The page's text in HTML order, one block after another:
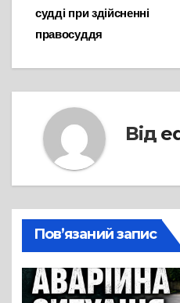
судді при здійсненні
правосуддя
Від
Пов’язаний запис